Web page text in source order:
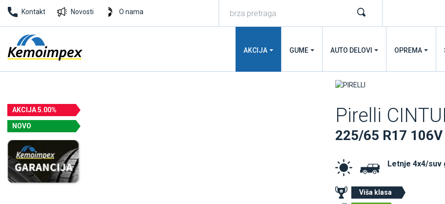
Kontakt Novosti O nama
AKCIJA GUME AUTO DELOVI OPREMA
AKCIJA 5.00%
NOVO Pirelli
225/65 R17 106V
Letnje 4x4/suv
Viša klasa